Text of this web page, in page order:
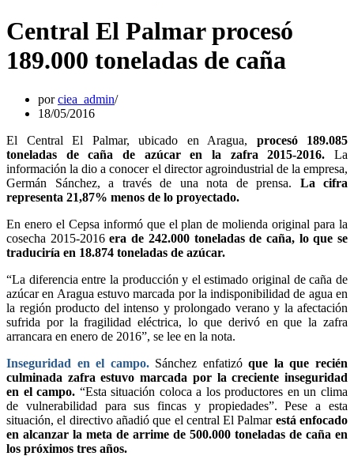
Central El Palmar procesó
189.000 toneladas de caña
porciea_admin
18/05/2016
El Central El Palmar, ubicado en Aragua, procesó 189.085
toneladas de caña de azúcar en la zafra 2015-2016. La
información la dio a conocer el director agroindustrial de la empresa,
Germán Sánchez, a través de una nota de prensa. La cifra
representa 21,87% menos de lo proyectado.
En enero el Cepsa informó que el plan de molienda original para la
cosecha 2015-2016era de 242.000 toneladas de caña, lo que se
traduciría en 18.874 toneladas de azúcar.
“La diferencia entre la producción y el estimado original de caña de
azúcar en Aragua estuvo marcada por la indisponibilidad de agua en
la región producto del intenso y prolongado verano y la afectación
sufrida por la fragilidad eléctrica, lo que derivó en que la zafra
arrancara en enero de 2016”, se lee en la nota.
Inseguridad en el campo.Sánchez enfatizóque la que recién
culminada zafra estuvo marcada por la creciente inseguridad
en el campo. “Esta situación coloca a los productores en un clima
de vulnerabilidad para sus fincas y propiedades”. Pese a esta
situación, el directivo añadió que el central El Palmar está enfocado
en alcanzar la meta de arrime de 500.000 toneladas de caña en
los próximos tres años.